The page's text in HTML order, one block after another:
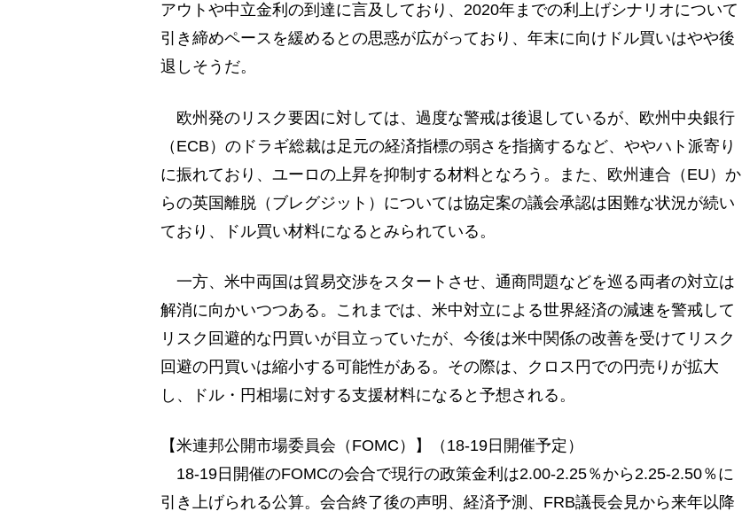
アウトや中立金利の到達に言及しており、2020年までの利上げシナリオについて
引き締めペースを緩めるとの思惑が広がっており、年末に向けドル買いはやや後
退しそうだ。
欧州発のリスク要因に対しては、過度な警戒は後退しているが、欧州中央銀行
（ECB）のドラギ総裁は足元の経済指標の弱さを指摘するなど、ややハト派寄り
に振れており、ユーロの上昇を抑制する材料となろう。また、欧州連合（EU）か
らの英国離脱（ブレグジット）については協定案の議会承認は困難な状況が続い
ており、ドル買い材料になるとみられている。
一方、米中両国は貿易交渉をスタートさせ、通商問題などを巡る両者の対立は
解消に向かいつつある。これまでは、米中対立による世界経済の減速を警戒して
リスク回避的な円買いが目立っていたが、今後は米中関係の改善を受けてリスク
回避の円買いは縮小する可能性がある。その際は、クロス円での円売りが拡大
し、ドル・円相場に対する支援材料になると予想される。
【米連邦公開市場委員会（FOMC）】（18-19日開催予定）
18-19日開催のFOMCの会合で現行の政策金利は2.00-2.25％から2.25-2.50％に
引き上げられる公算。会合終了後の声明、経済予測、FRB議長会見から来年以降